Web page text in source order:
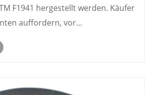
F1941 hergestellt werden. Käufer
auffordern, vor
relevante Testberichte
überprüfen, ob die fertigen